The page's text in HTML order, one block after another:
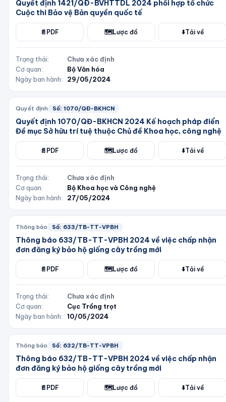
Quyết định 1421/QÐ-BVHTTDL 2024 phối hợp tổ chức
Cuộc thi Bảo vệ Bản quyền quốc tế
📄 PDF 🗺️Lược đồ ⬇️Tải về
Trạng thái:
Chưa xác định
Cơ quan:
Bộ Văn hóa
Ngày ban hành:
29/05/2024
Quyết định Số: 1070/QĐ-BKHCN
Quyết định 1070/QĐ-BKHCN 2024 Kế hoạch pháp điển
Đề mục Sở hữu trí tuệ thuộc Chủ đề Khoa học, công nghệ
📄 PDF 🗺️Lược đồ ⬇️Tải về
Trạng thái:
Chưa xác định
Cơ quan:
Bộ Khoa học và Công nghệ
Ngày ban hành:
27/05/2024
Thông báo Số: 633/TB-TT-VPBH
Thông báo 633/TB-TT-VPBH 2024 về việc chấp nhận
đơn đăng ký bảo hộ giống cây trồng mới
📄 PDF 🗺️Lược đồ ⬇️Tải về
Trạng thái:
Chưa xác định
Cơ quan:
Cục Trồng trọt
Ngày ban hành:
10/05/2024
Thông báo Số: 632/TB-TT-VPBH
Thông báo 632/TB-TT-VPBH 2024 về việc chấp nhận
đơn đăng ký bảo hộ giống cây trồng mới
📄 PDF 🗺️Lược đồ ⬇️Tải về